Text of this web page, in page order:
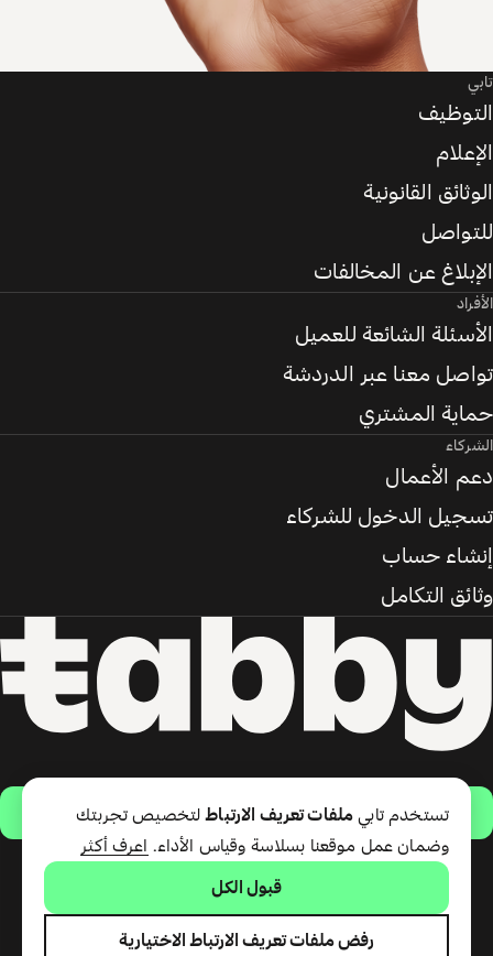
حمّل التطبيق
تقدّم شركة تابي ذ.م.م خدمة الدفع
ذ.م.م المرخصة من مصرف الإمارات
تابي
التوظيف
الإعلام
الوثائق القانونية
للتواصل
الإبلاغ عن المخالفات
الأفراد
الأسئلة الشائعة للعميل
تواصل معنا عبر الدردشة
حماية المشتري
الشركاء
دعم الأعمال
تسجيل الدخول للشركاء
إنشاء حساب
وثائق التكامل
تستخدم تابي ملفات تعريف الارتباطلتخصيص تجربتك
وضمان عمل موقعنا بسلاسة وقياس الأداء.
اعرف أكثر
قبول الكل
رفض ملفات تعريف الارتباط الاختيارية